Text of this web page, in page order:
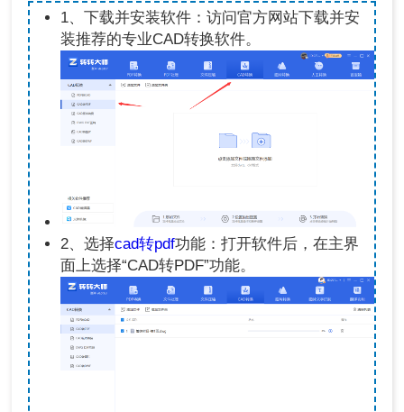
1、下载并安装软件：访问官方网站下载并安
装推荐的专业CAD转换软件。
2、选择cad转pdf功能：打开软件后，在主界
面上选择“CAD转PDF”功能。